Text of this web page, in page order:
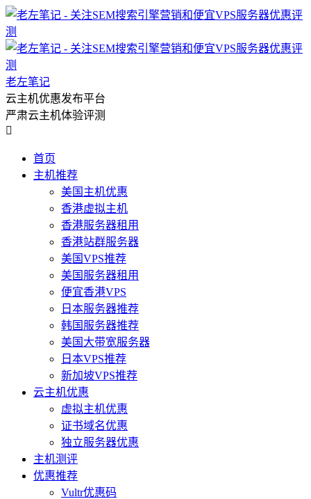
老左笔记
云主机优惠发布平台
严肃云主机体验评测

首页
主机推荐
美国主机优惠
香港虚拟主机
香港服务器租用
香港站群服务器
美国VPS推荐
美国服务器租用
便宜香港VPS
日本服务器推荐
韩国服务器推荐
美国大带宽服务器
日本VPS推荐
新加坡VPS推荐
云主机优惠
虚拟主机优惠
证书域名优惠
独立服务器优惠
主机测评
优惠推荐
Vultr优惠码